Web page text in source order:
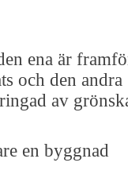
ena är
och den andra
av
en byggnad